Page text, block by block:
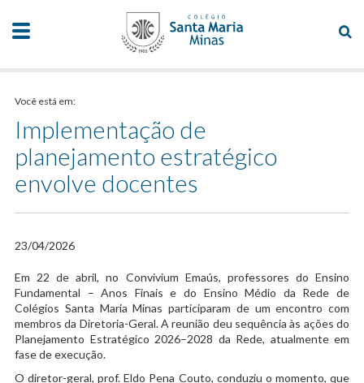
Você está em:
Implementação de
planejamento estratégico
envolve docentes
23/04/2026
Em 22 de abril, no Convivium Emaús, professores do Ensino
Fundamental – Anos Finais e do Ensino Médio da Rede de
Colégios Santa Maria Minas participaram de um encontro com
membros da Diretoria-Geral. A reunião deu sequência às ações do
Planejamento Estratégico 2026–2028 da Rede, atualmente em
fase de execução.
O diretor-geral, prof. Eldo Pena Couto, conduziu o momento, que